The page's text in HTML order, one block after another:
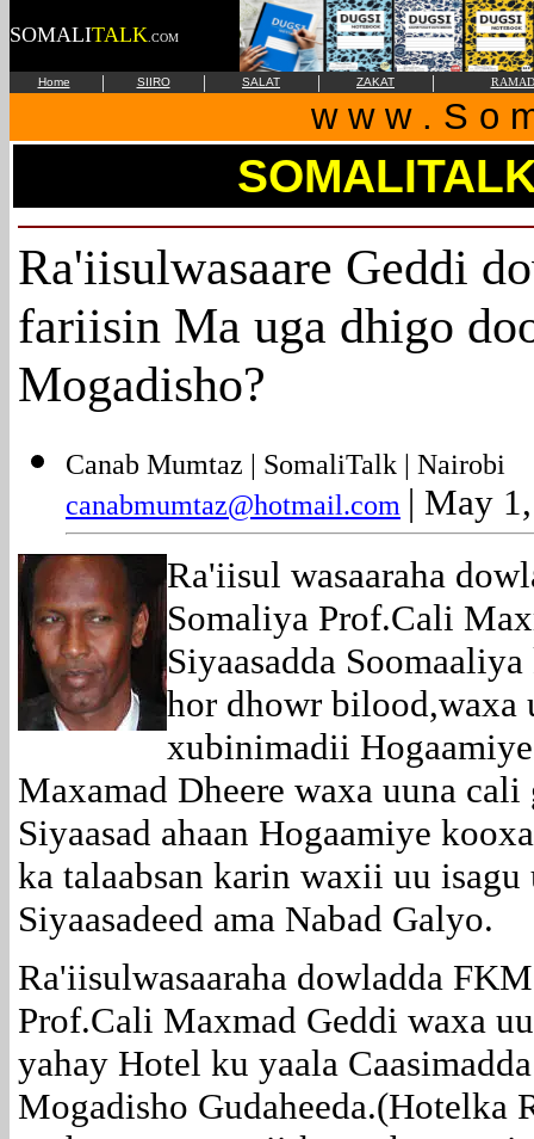
SOMALITALK .COM
Home | SIIRO | SALAT | ZAKAT |
w w w . S o
Ra'iisulwasaare Geddi
fariisin Ma uga dhigo
Mogadisho?
Canab Mumtaz | SomaliTalk | Nairobi
canabmumtaz@hotmail.com | May
Ra'iisul wasaaraha
Somaliya Prof.Cali
Siyaasadda
hor dhowr bilood,waxa
xubinimadii
Maxamad Dheere waxa uuna cali
Siyaasad ahaan Hogaamiye
ka talaabsan karin waxii uu
Siyaasadeed ama Nabad Galyo.
Ra'iisulwasaaraha dowladda
Prof.Cali Maxmad Geddi waxa
yahay Hotel ku yaala
Mogadisho Gudaheeda.(Hotelka